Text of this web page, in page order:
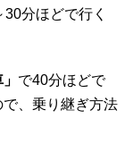
分ほどで行く
で40分ほどで
、乗り継ぎ方法